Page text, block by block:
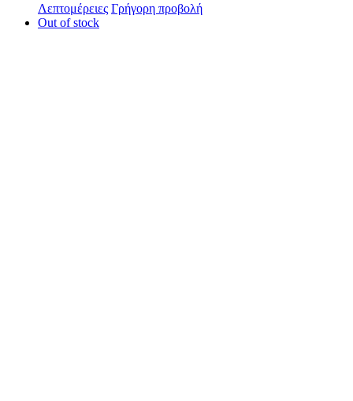
Λεπτομέρειες Γρήγορη προβολή
Out of stock